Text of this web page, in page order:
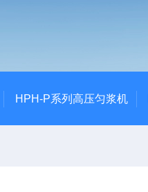
HPH-P系列高压匀浆机